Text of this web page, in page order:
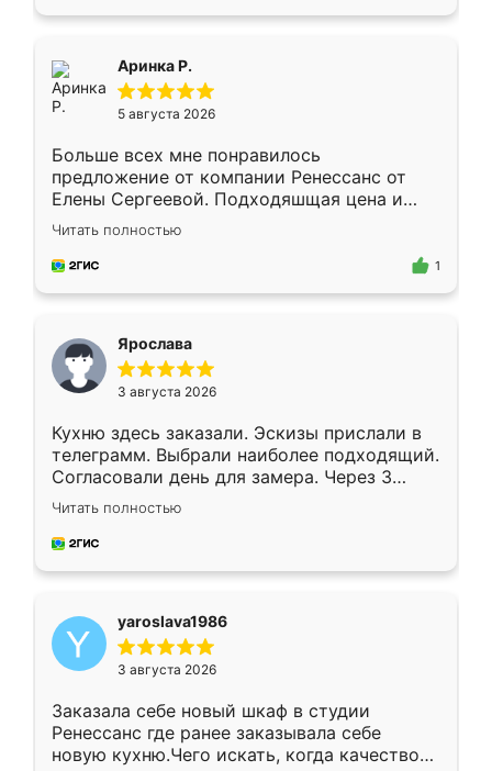
Аринка Р.
5 августа 2026
Больше всех мне понравилось
предложение от компании Ренессанс от
Елены Сергеевой. Подходяшщая цена и
короткие сроки изготовления. Приехавший
для замера сотрудник Владислав
предложил по моему эскизу самый
Читать полностью
1
Ярослава
3 августа 2026
Кухню здесь заказали. Эскизы прислали в
телеграмм. Выбрали наиболее подходящий.
Согласовали день для замера. Через 3
недели кухня была уже готова. Остались
довольны работой. Спасибо Ренессанс
мебель за качественную работу!
Читать полностью
yaroslava1986
3 августа 2026
Заказала себе новый шкаф в студии
Ренессанс где ранее заказывала себе
новую кухню.Чего искать, когда качеством